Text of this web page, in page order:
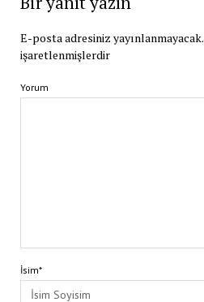
E-posta adresiniz yayınlanmayacak.
işaretlenmişlerdir
Yorum
İsim*